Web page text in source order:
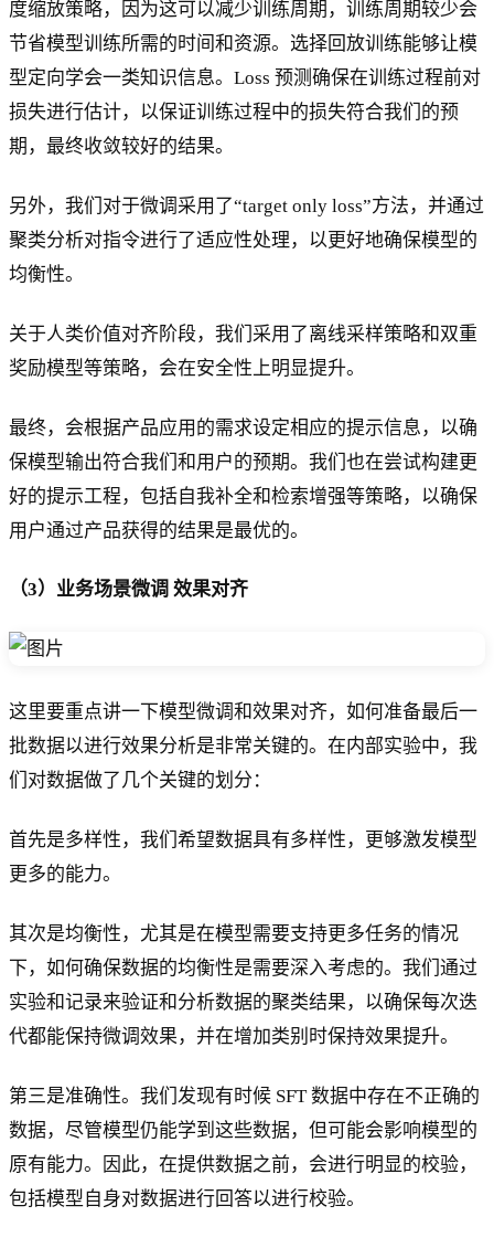
度缩放策略，因为这可以减少训练周期，训练周期较少会
节省模型训练所需的时间和资源。选择回放训练能够让模
型定向学会一类知识信息。Loss 预测确保在训练过程前对
损失进行估计，以保证训练过程中的损失符合我们的预
期，最终收敛较好的结果。
另外，我们对于微调采用了“target only loss”方法，并通过
聚类分析对指令进行了适应性处理，以更好地确保模型的
均衡性。
关于人类价值对齐阶段，我们采用了离线采样策略和双重
奖励模型等策略，会在安全性上明显提升。
最终，会根据产品应用的需求设定相应的提示信息，以确
保模型输出符合我们和用户的预期。我们也在尝试构建更
好的提示工程，包括自我补全和检索增强等策略，以确保
用户通过产品获得的结果是最优的。
（3）业务场景微调 效果对齐
这里要重点讲一下模型微调和效果对齐，如何准备最后一
批数据以进行效果分析是非常关键的。在内部实验中，我
们对数据做了几个关键的划分：
首先是多样性，我们希望数据具有多样性，更够激发模型
更多的能力。
其次是均衡性，尤其是在模型需要支持更多任务的情况
下，如何确保数据的均衡性是需要深入考虑的。我们通过
实验和记录来验证和分析数据的聚类结果，以确保每次迭
代都能保持微调效果，并在增加类别时保持效果提升。
第三是准确性。我们发现有时候 SFT 数据中存在不正确的
数据，尽管模型仍能学到这些数据，但可能会影响模型的
原有能力。因此，在提供数据之前，会进行明显的校验，
包括模型自身对数据进行回答以进行校验。